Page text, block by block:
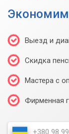
Выезд и
Скидка
Мастера с
Фирменная